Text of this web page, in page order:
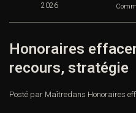
2026
Honoraires
recours, stratégie
Posté par Maîtredans Honoraires